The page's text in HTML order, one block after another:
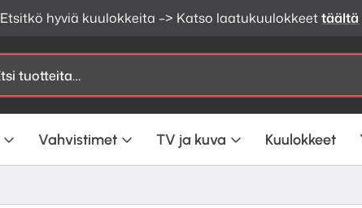
Etsitkö hyviä kuulokkeita –> Katso laatukuulokkeettäältä
Vahvistimet TV ja kuva Kuulokkeet